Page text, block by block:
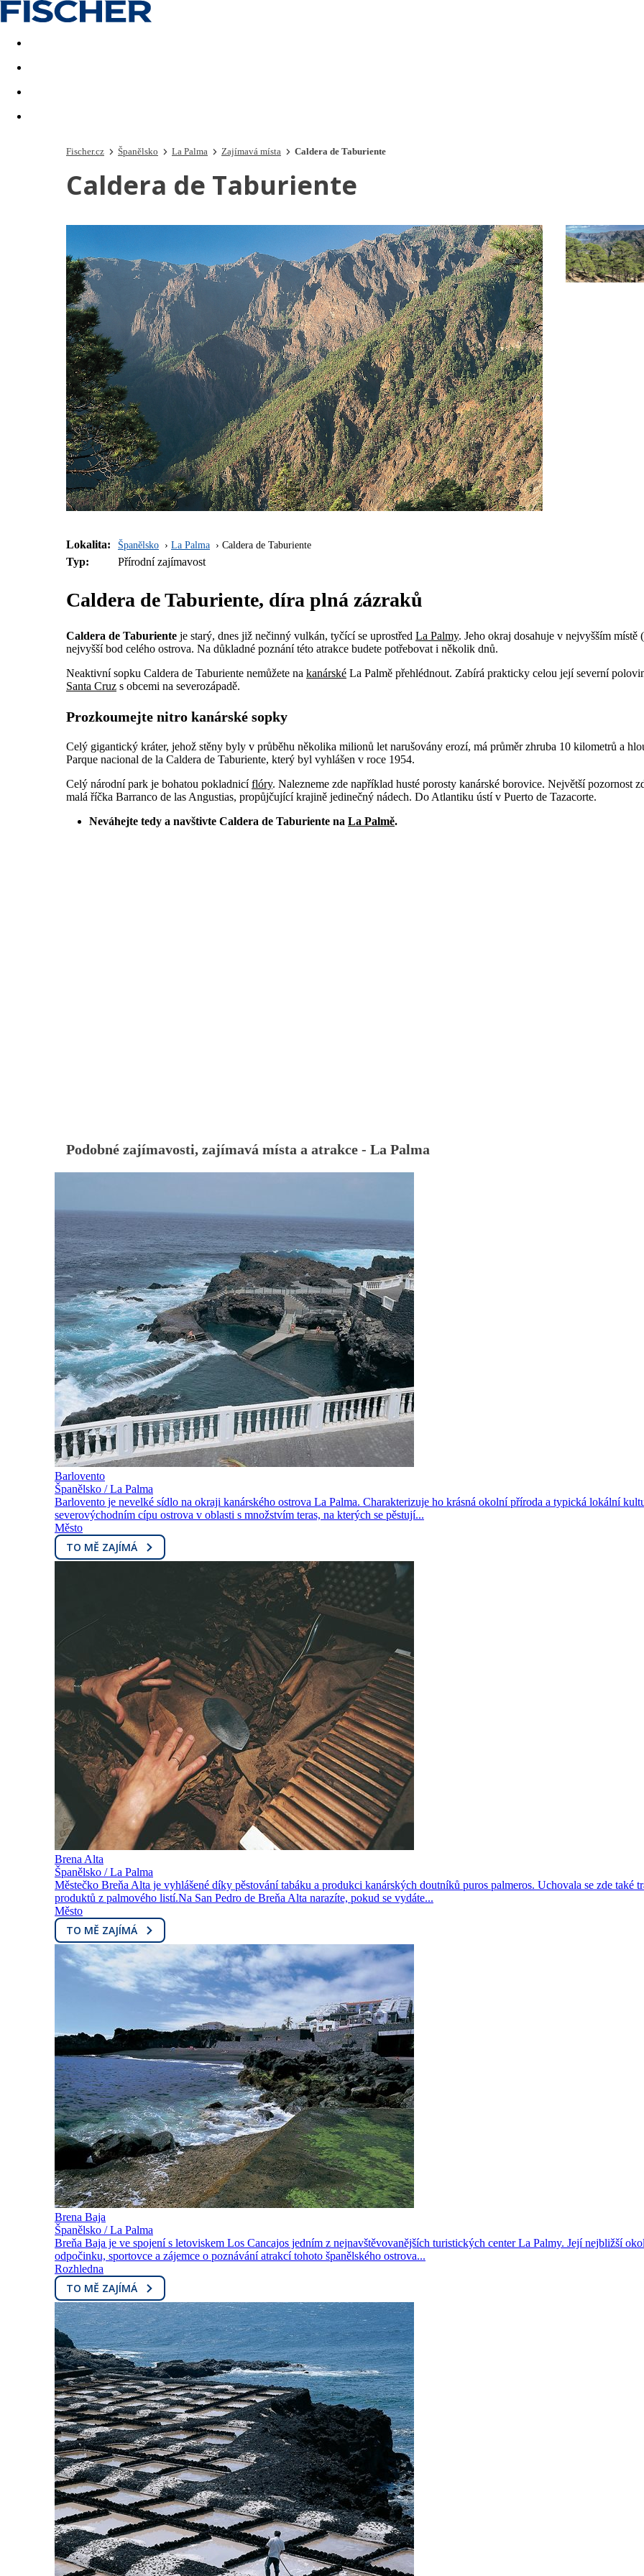
Akční nabídky Last minute
Fischer.cz Španělsko La Palma Zajímavá místa Caldera de Taburiente
Caldera de Taburiente
Lokalita: Španělsko La Palma Caldera de Taburiente
Typ: Přírodní zajímavost
Caldera de Taburiente, díra plná zázraků
Caldera de Taburiente je starý, dnes již nečinný vulkán, tyčící se uprostřed La Palmy. Jeho okraj dosahuje v nejvyšším místě
nejvyšší bod celého ostrova. Na důkladné poznání této atrakce budete potřebovat i několik dnů.
Neaktivní sopku Caldera de Taburiente nemůžete na kanárské La Palmě přehlédnout. Zabírá prakticky celou její severní
Santa Cruz s obcemi na severozápadě.
Prozkoumejte nitro kanárské sopky
Celý gigantický kráter, jehož stěny byly v průběhu několika milionů let narušovány erozí, má průměr zhruba 10 kilometrů a
Parque nacional de la Caldera de Taburiente, který byl vyhlášen v roce 1954.
Celý národní park je bohatou pokladnicíflóry. Nalezneme zde například husté porosty kanárské borovice. Největší pozornost
malá říčka Barranco de las Angustias, propůjčující krajině jedinečný nádech. Do Atlantiku ústí v Puerto de Tazacorte.
Neváhejte tedy a navštivte Caldera de Taburiente na La Palmě.
Podobné zajímavosti, zajímavá místa a atrakce - La Palma
Barlovento
Španělsko / La Palma
Barlovento je nevelké sídlo na okraji kanárského ostrova La Palma. Charakterizuje ho krásná okolní příroda a typická lokální
severovýchodním cípu ostrova v oblasti s množstvím teras, na kterých se pěstují...
Město
TO MĚ ZAJÍMÁ
Brena Alta
Španělsko / La Palma
Městečko Breňa Alta je vyhlášené díky pěstování tabáku a produkci kanárských doutníků puros palmeros. Uchovala se zde
produktů z palmového listí.Na San Pedro de Breňa Alta narazíte, pokud se vydáte...
Město
TO MĚ ZAJÍMÁ
Brena Baja
Španělsko / La Palma
Breňa Baja je ve spojení s letoviskem Los Cancajos jedním z nejnavštěvovanějších turistických center La Palmy. Její nejbližší
odpočinku, sportovce a zájemce o poznávání atrakcí tohoto španělského ostrova...
Rozhledna
TO MĚ ZAJÍMÁ